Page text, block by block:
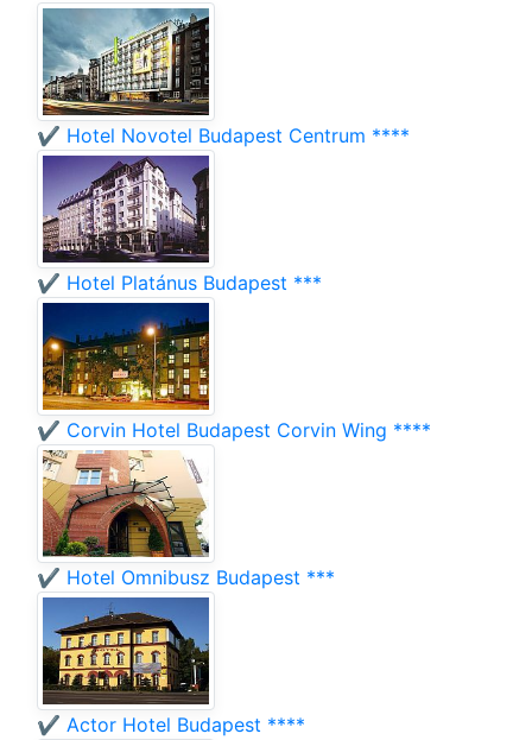
✔️ Hotel Novotel Budapest Centrum ****
✔️ Hotel Platánus Budapest ***
✔️ Corvin Hotel Budapest Corvin Wing ****
✔️ Hotel Omnibusz Budapest ***
✔️ Actor Hotel Budapest ****